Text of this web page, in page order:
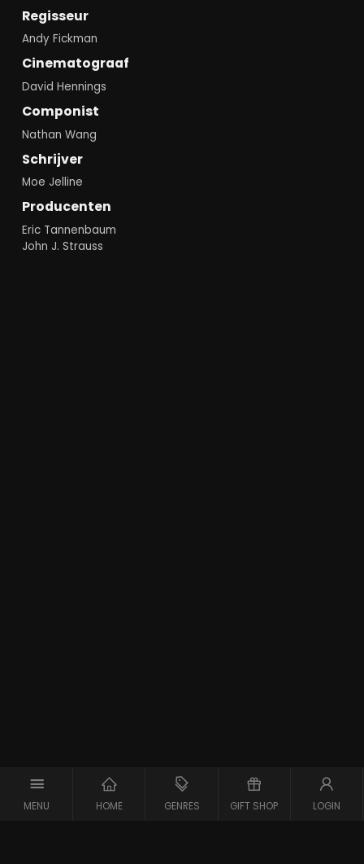
MENU HOME GENRES GIFT SHOP LOGIN
Regisseur
Andy Fickman
Cinematograaf
David Hennings
Componist
Nathan Wang
Schrijver
Moe Jelline
Producenten
Eric Tannenbaum
John J. Strauss